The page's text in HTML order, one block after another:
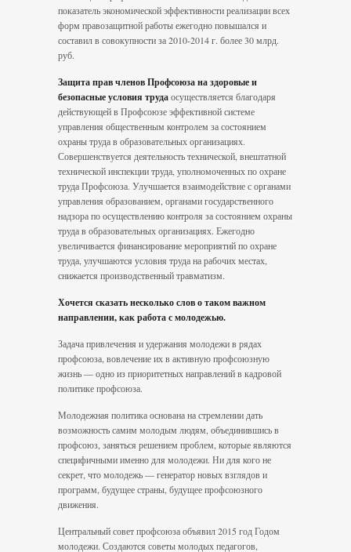
показатель экономической эффективности реализации всех
форм правозащитной работы ежегодно повышался и
составил в совокупности за 2010-2014 г. более 30 млрд.
руб.
Защита прав членов Профсоюзана здоровые и
безопасные условия трудаосуществляется благодаря
действующей в Профсоюзе эффективной системе
управления общественным контролем за состоянием
охраны труда в образовательных организациях.
Совершенствуется деятельность технической, внештатной
технической инспекции труда, уполномоченных по охране
труда Профсоюза. Улучшается взаимодействие с органами
управления образованием, органами государственного
надзора по осуществлению контроля за состоянием охраны
труда в образовательных организациях. Ежегодно
увеличивается финансирование мероприятий по охране
труда, улучшаются условия труда на рабочих местах,
снижается производственный травматизм.
Хочется сказать несколько слов о таком важном
направлении, как работа с молоде­жью.
Задача привлечения и удержания молодежи в рядах
профсоюза, во­влечение их в активную профсоюзную
жизнь — одно из приоритетных направлений в кадровой
политике профсоюза.
Молодежная политика основана на стремлении дать
возможность самим молодым людям, объединившись в
проф­союз, заняться решением проблем, которые являются
специфичными именно для молодежи. Ни для кого не
секрет, что молодежь — генератор новых взглядов и
программ, будущее страны, будущее профсоюзного
движения.
Центральный совет профсоюза объявил 2015 год Годом
молодежи. Создаются со­веты молодых педагогов,